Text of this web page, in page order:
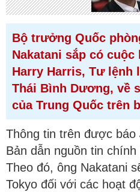
Bộ trưởng Quốc
Nakatani sắp có
Harry Harris, Tư
Thái Bình Dương, về
của Trung Quốc trên
Thông tin trên được báo
Bản dẫn nguồn tin
Theo đó, ông Nakatani
Tokyo đối với các hoạt